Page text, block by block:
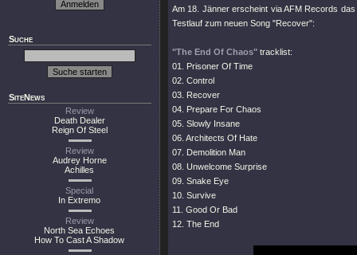
Suche
SiteNews
Review
Death Dealer
Reign Of Steel
Review
Audrey Horne
Achilles
Special
In Extremo
Review
North Sea Echoes
How To Cast A Shadow
Am 18. Jänner erscheint via AFM Records
Testlauf zum neuen Song "Recover":
"The End Of Chaos" tracklist:
01. Prisoner Of Time
02. Control
03. Recover
04. Prepare For Chaos
05. Slowly Insane
06. Architects Of Hate
07. Demolition Man
08. Unwelcome Surprise
09. Snake Eye
10. Survive
11. Good Or Bad
12. The End